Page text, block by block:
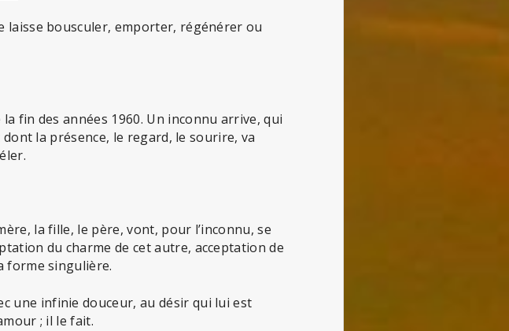
pour
volume.
laisse bousculer, emporter, régénérer ou
fin des années 1960. Un inconnu arrive, qui
la présence, le regard, le sourire, va
la fille, le père, vont, pour l’inconnu, se
du charme de cet autre, acceptation de
forme singulière.
une infinie douceur, au désir qui lui est
; il le fait.